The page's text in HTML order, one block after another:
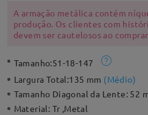
A armação metálica contém
produção. Os clientes com
devem ser cautelosos ao
Tamanho:51-18-147
Largura Total:135 mm (Médio)
Tamanho Diagonal da Lente: 52
Material: Tr ,Metal